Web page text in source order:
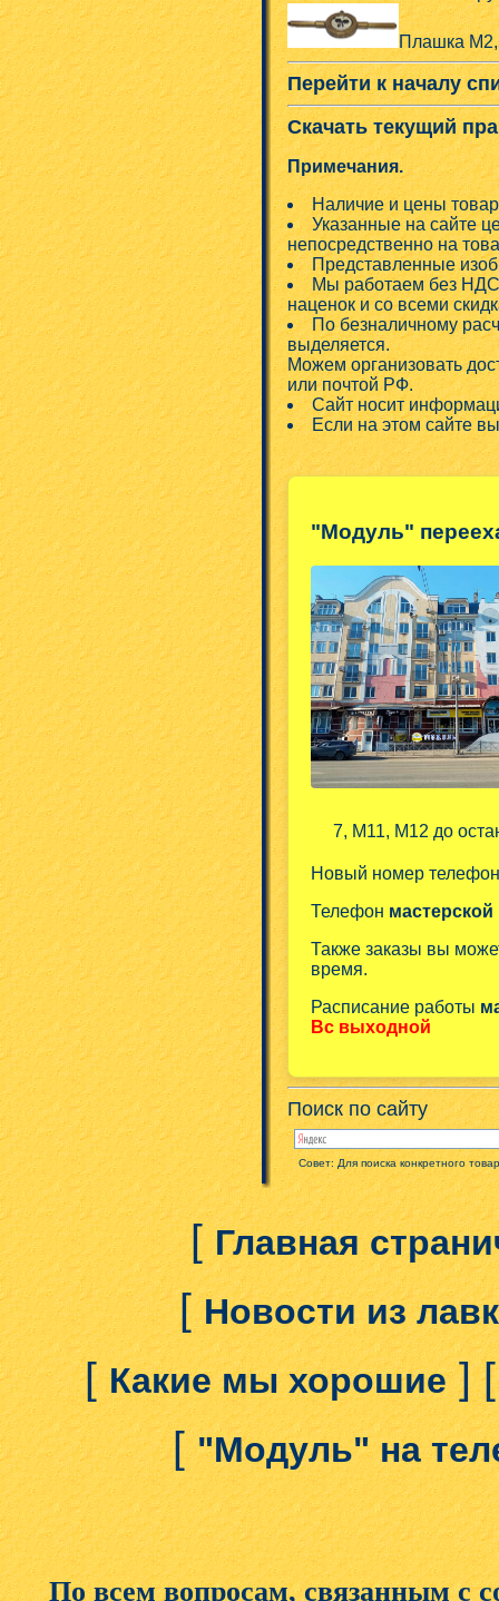
Плашка
Перейти к началу
Скачать текущий
Примечания.
Наличие и цены
Указанные на сайте
непосредственно на
Представленные
Мы работаем без
наценок и со всеми
По безналичному
выделяется.
Можем организовать
или почтой РФ.
Сайт носит
Если на этом сайте
"Модуль"
7, М11, М12 до
Новый номер
Телефон
Также заказы вы
время.
Расписание работы
Вс выходной
Поиск по сайту
Совет: Для поиска конкретного
[Главная
[Новости из
[Какие мы хорошие]
["Модуль" на
По всем вопросам, связанным с